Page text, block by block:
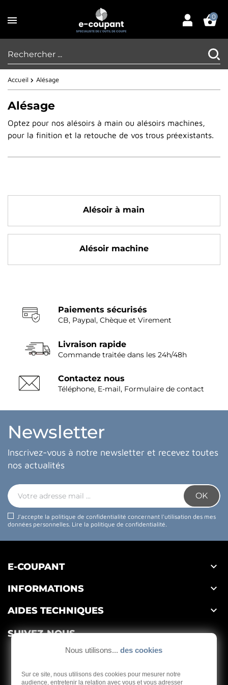
0
Accueil Alésage
Alésage
Optez pour nos alésoirs à main ou alésoirs machines,
pour la finition et la retouche de vos trous préexistants.
Alésoir à main
Alésoir machine
Paiements sécurisés
CB, Paypal, Chèque et Virement
Livraison rapide
Commande traitée dans les 24h/48h
Contactez nous
Téléphone, E-mail, Formulaire de contact
Newsletter
Inscrivez-vous à notre newsletter et recevez toutes
nos actualités
J'accepte la politique de confidentialité concernant l'utilisation des mes
données personnelles. Lire la politique de confidentialité.
E-COUPANT 
INFORMATIONS 
AIDES TECHNIQUES 
SUIVEZ-NOUS
Nous utilisons... des cookies
Sur ce site, nous utilisons des cookies pour mesurer notre
audience, entretenir la relation avec vous et vous adresser